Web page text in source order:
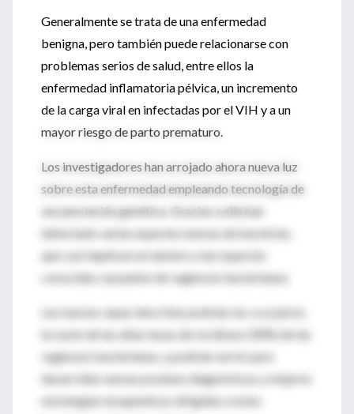
Generalmente se trata de una enfermedad
benigna, pero también puede relacionarse con
problemas serios de salud, entre ellos la
enfermedad inflamatoria pélvica, un incremento
de la carga viral en infectadas por el VIH y a un
mayor riesgo de parto prematuro.
Los investigadores han arrojado ahora nueva luz
sobre esta enfermedad empleando tecnología de
secuenciación genética. Gracias a ella han
detectado varias especies nuevas de bacterias,
que casi duplican en número a las especies
conocidas causantes de vaginosis bacterianas.
Las nuevas cepas descritas podrían ser, a su juicio,
la razón de las altas tasas de recidivas (30%) de las
vaginosis bacterianas, y podrían servir para
desarrollar nuevas pruebas diagnósticas y mejores
estrategias terapéuticas dirigidas a estas